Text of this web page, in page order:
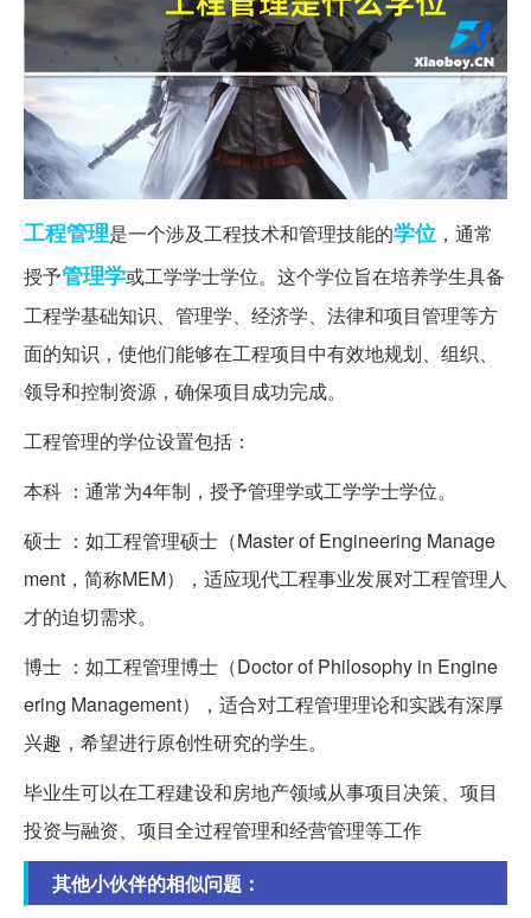
工程管理是一个涉及工程技术和管理技能的学位 ，通常
授予管理学或工学学士学位。这个学位旨在培养学生具备
工程学基础知识、管理学、经济学、法律和项目管理等方
面的知识，使他们能够在工程项目中有效地规划、组织、
领导和控制资源，确保项目成功完成。
工程管理的学位设置包括：
本科 ：通常为4年制，授予管理学或工学学士学位。
硕士 ：如工程管理硕士（Master of Engineering Manage
ment，简称MEM），适应现代工程事业发展对工程管理人
才的迫切需求。
博士 ：如工程管理博士（Doctor of Philosophy in Engine
ering Management），适合对工程管理理论和实践有深厚
兴趣，希望进行原创性研究的学生。
毕业生可以在工程建设和房地产领域从事项目决策、项目
投资与融资、项目全过程管理和经营管理等工作
其他小伙伴的相似问题：